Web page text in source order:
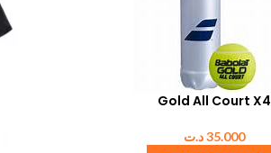
Gold All Court X4
35.000د.ت